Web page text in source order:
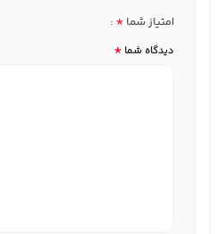
امتیاز شما *
دیدگاه شما *